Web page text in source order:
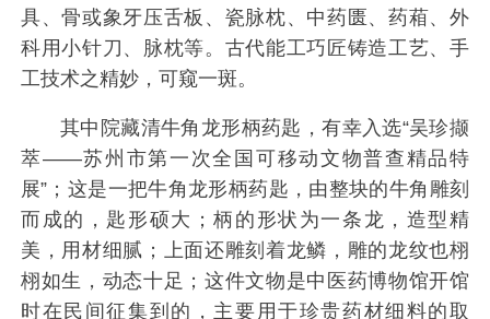
具、骨或象牙压舌板、瓷脉枕、中药匮、药葙、外
科用小针刀、脉枕等。古代能工巧匠铸造工艺、手
工技术之精妙，可窥一斑。
其中院藏清牛角龙形柄药匙，有幸入选“吴珍撷
萃——苏州市第一次全国可移动文物普查精品特
展”；这是一把牛角龙形柄药匙，由整块的牛角雕刻
而成的，匙形硕大；柄的形状为一条龙，造型精
美，用材细腻；上面还雕刻着龙鳞，雕的龙纹也栩
栩如生，动态十足；这件文物是中医药博物馆开馆
时在民间征集到的，主要用于珍贵药材细料的取